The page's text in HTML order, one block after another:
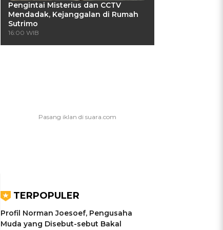
Pengintai Misterius dan CCTV
Mendadak, Kejanggalan di Rumah
Sutrimo
16:00 WIB
TERPOPULER
Profil Norman Joesoef, Pengusaha
Muda yang Disebut-sebut Bakal